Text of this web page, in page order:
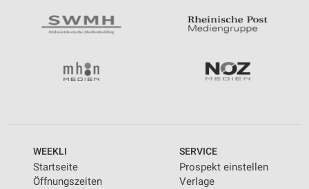
WEEKLI
Startseite
Öffnungszeiten
SERVICE
Prospekt einstellen
Verlage